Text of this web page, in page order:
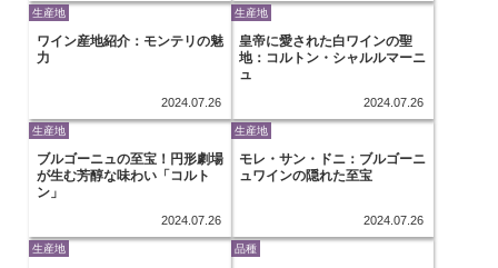
生産地
ワイン産地紹介：モンテリの魅
力
2024.07.26
生産地
皇帝に愛された白ワインの聖
地：コルトン・シャルルマーニ
ュ
2024.07.26
生産地
ブルゴーニュの至宝！円形劇場
が生む芳醇な味わい「コルト
ン」
2024.07.26
生産地
モレ・サン・ドニ：ブルゴーニ
ュワインの隠れた至宝
2024.07.26
生産地 品種